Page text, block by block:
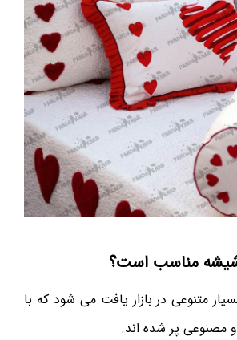
مناسب است؟
متنوعی در بازار یافت می شود که با
مصنوعی پر شده اند.